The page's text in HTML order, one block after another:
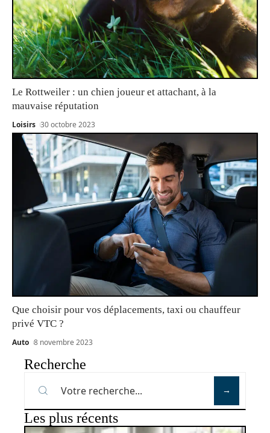
Le Rottweiler : un chien joueur et attachant, à la
mauvaise réputation
Loisirs 30 octobre 2023
Que choisir pour vos déplacements, taxi ou chauffeur
privé VTC ?
Auto 8 novembre 2023
Recherche
Les plus récents